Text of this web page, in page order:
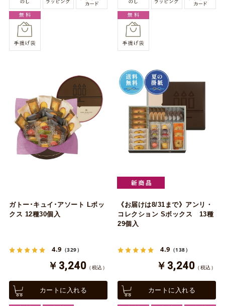
ガトー･キュイ･アソート Lボッ
クス 12種30個入
4.9 （329）
￥3,240 （税込）
カートに入れる
《お届けは8/31まで》アンリ・
コレクション Sボックス 13種
29個入
4.9 （138）
￥3,240 （税込）
カートに入れる